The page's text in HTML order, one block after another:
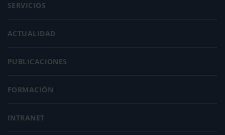
SERVICIOS
ACTUALIDAD
PUBLICACIONES
FORMACIÓN
INTRANET